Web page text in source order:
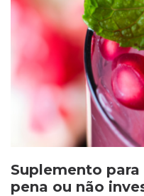
Suplemento
pena ou não